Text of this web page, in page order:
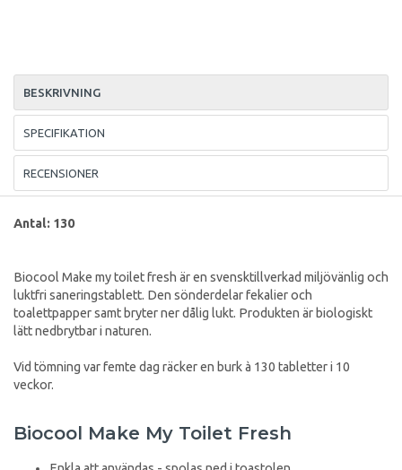
BESKRIVNING
SPECIFIKATION
RECENSIONER
Antal: 130
Biocool Make my toilet fresh är en svensktillverkad miljövänlig och
luktfri saneringstablett. Den sönderdelar fekalier och
toalettpapper samt bryter ner dålig lukt. Produkten är biologiskt
lätt nedbrytbar i naturen.
Vid tömning var femte dag räcker en burk à 130 tabletter i 10
veckor.
Biocool Make My Toilet Fresh